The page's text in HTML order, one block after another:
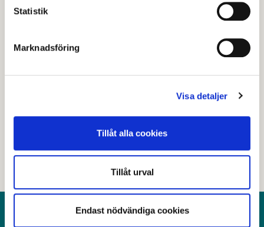
Statistik
Marknadsföring
Visa detaljer
Tillåt alla cookies
Tillåt urval
Endast nödvändiga cookies
27 december 2022
Nej